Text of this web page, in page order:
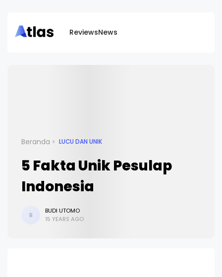
ReviewsNews
Beranda LUCU DAN UNIK
5 Fakta Unik Pesulap
Indonesia
B
BUDI UTOMO
15 YEARS AGO